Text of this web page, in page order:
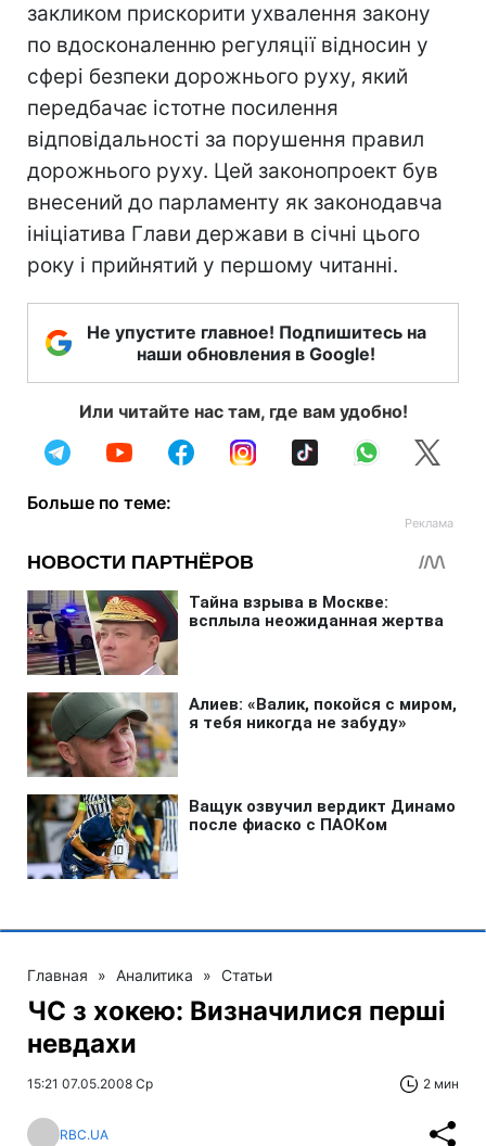
закликом прискорити ухвалення закону
по вдосконаленню регуляції відносин у
сфері безпеки дорожнього руху, який
передбачає істотне посилення
відповідальності за порушення правил
дорожнього руху. Цей законопроект був
внесений до парламенту як законодавча
ініціатива Глави держави в січні цього
року і прийнятий у першому читанні.
Не упустите главное! Подпишитесь на
наши обновления в Google!
Или читайте нас там, где вам удобно!
Больше по теме:
Главная » Аналитика » Статьи
ЧС з хокею: Визначилися перші
невдахи
15:21 07.05.2008 Ср 2 мин
RBC.UA